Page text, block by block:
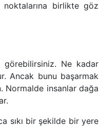
birlikte göz
görebilirsiniz. Ne kadar
Ancak bunu başarmak
Normalde insanlar dağa
sıkı bir şekilde bir yere